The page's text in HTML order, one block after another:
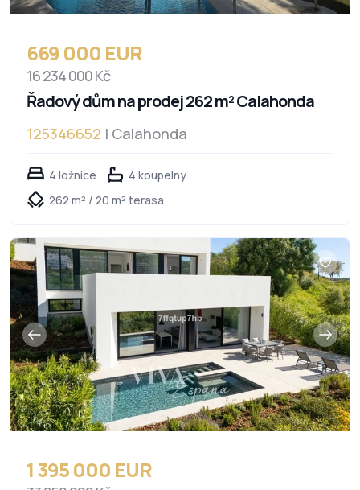
669 000 EUR
16 234 000 Kč
Řadový dům na prodej 262 m² Calahonda
125346652 | Calahonda
4 ložnice
4 koupelny
262 m² / 20 m² terasa
1 395 000 EUR